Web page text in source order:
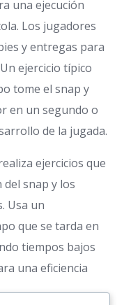
una ejecución
Los jugadores
y entregas para
ejercicio típico
tome el snap y
en un segundo o
de la jugada.
ejercicios que
snap y los
Usa un
que se tarda en
tiempos bajos
una eficiencia